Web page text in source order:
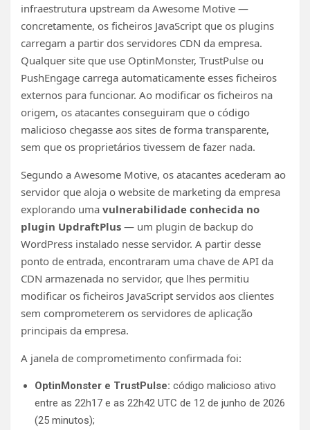
infraestrutura upstream da Awesome Motive —
concretamente, os ficheiros JavaScript que os plugins
carregam a partir dos servidores CDN da empresa.
Qualquer site que use OptinMonster, TrustPulse ou
PushEngage carrega automaticamente esses ficheiros
externos para funcionar. Ao modificar os ficheiros na
origem, os atacantes conseguiram que o código
malicioso chegasse aos sites de forma transparente,
sem que os proprietários tivessem de fazer nada.
Segundo a Awesome Motive, os atacantes acederam ao
servidor que aloja o website de marketing da empresa
explorando uma vulnerabilidade conhecida no
plugin UpdraftPlus — um plugin de backup do
WordPress instalado nesse servidor. A partir desse
ponto de entrada, encontraram uma chave de API da
CDN armazenada no servidor, que lhes permitiu
modificar os ficheiros JavaScript servidos aos clientes
sem comprometerem os servidores de aplicação
principais da empresa.
A janela de comprometimento confirmada foi:
OptinMonster e TrustPulse: código malicioso ativo
entre as 22h17 e as 22h42 UTC de 12 de junho de 2026
(25 minutos);